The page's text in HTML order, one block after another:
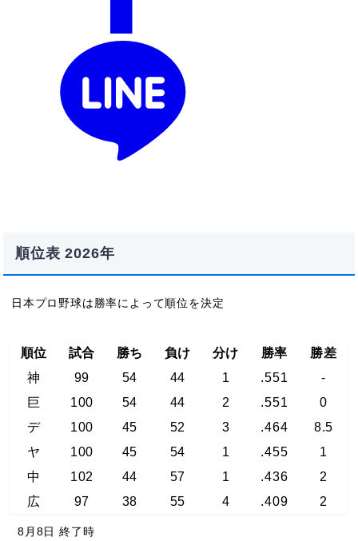
順位表 2026年
日本プロ野球は勝率によって順位を決定
順位 試合 勝ち 負け 分け 勝率
勝差
神
99 54 44 1 .551
-
巨
100 54 44 2 .551
0
デ
100 45 52 3 .464
8.5
ヤ
100 45 54 1 .455
1
中
102 44 57 1 .436
2
広
97 38 55 4 .409 2
8月8日 終了時